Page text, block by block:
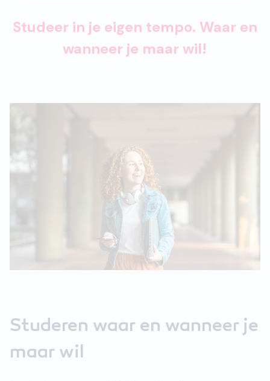
Studeer in je eigen tempo. Waar en
wanneer je maar wil!
Studeren waar en wanneer je
maar wil